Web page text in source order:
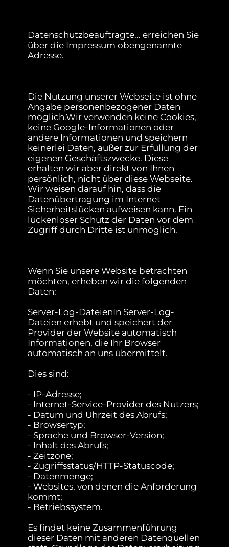
Datenschutzbeauftragte... erreichen Sie
über die Impressum obengenannte
Adresse.
Die Nutzung unserer Webseite ist ohne
Angabe personenbezogener Daten
möglich.Wir verwenden keine Cookies,
keine Google-Informationen oder
andere Informationen und speichern
keinerlei Daten, außer zur Erfüllung der
eigenen Geschäftszwecke. Diese
erhalten wir aber direkt von Ihnen
persönlich, nicht über diese Webseite.
Wir weisen darauf hin, dass die
Datenübertragung im Internet
Sicherheitslücken aufweisen kann. Ein
lückenloser Schutz der Daten vor dem
Zugriff durch Dritte ist unmöglich.
Wenn Sie unsere Website betrachten
möchten, erheben wir die folgenden
Daten:
Server-Log-DateienIn Server-Log-
Dateien erhebt und speichert der
Provider der Website automatisch
Informationen, die Ihr Browser
automatisch an uns übermittelt.
Dies sind:
- IP-Adresse;
- Internet-Service-Provider des Nutzers;
- Datum und Uhrzeit des Abrufs;
- Browsertyp;
- Sprache und Browser-Version;
- Inhalt des Abrufs;
- Zeitzone;
- Zugriffsstatus/HTTP-Statuscode;
- Datenmenge;
- Websites, von denen die Anforderung
kommt;
- Betriebssystem.
Es findet keine Zusammenführung
dieser Daten mit anderen Datenquellen